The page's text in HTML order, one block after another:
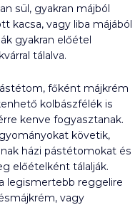
sül, gyakran májból
kacsa, vagy liba májából
gyakran előétel
tálalva.
főként májkrém
kolbászfélék is
kenve fogyasztanak.
követik,
házi pástétomokat és
előételként tálalják.
legismertebb reggelire
vagy